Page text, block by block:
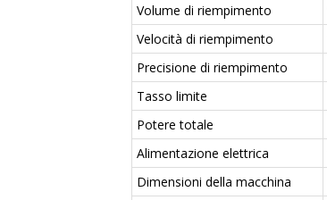
Volume di riempimento
Velocità di riempimento
Precisione di riempimento
Tasso limite
Potere totale
Alimentazione elettrica
Dimensioni della macchina